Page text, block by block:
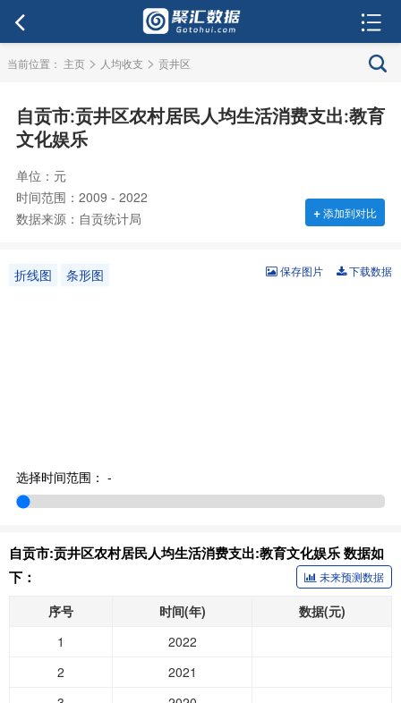
当前位置： 主页 > 人均收支 > 贡井区
自贡市:贡井区农村居民人均生活消费支出:教育
文化娱乐
单位：元
时间范围：2009 - 2022
数据来源：自贡统计局
+添加到对比
折线图 条形图 下载数据
保存图片
选择时间范围： -
自贡市:贡井区农村居民人均生活消费支出:教育文化娱乐 数据如
下：
未来预测数据
序号 时间(年)
数据(元)
1
2022
2
2021